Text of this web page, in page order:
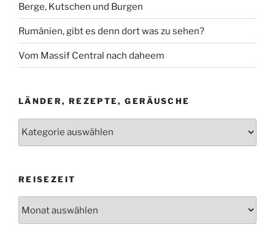
Berge, Kutschen und Burgen
Rumänien, gibt es denn dort was zu sehen?
Vom Massif Central nach daheem
LÄNDER, REZEPTE, GERÄUSCHE
Rezepte,
REISEZEIT